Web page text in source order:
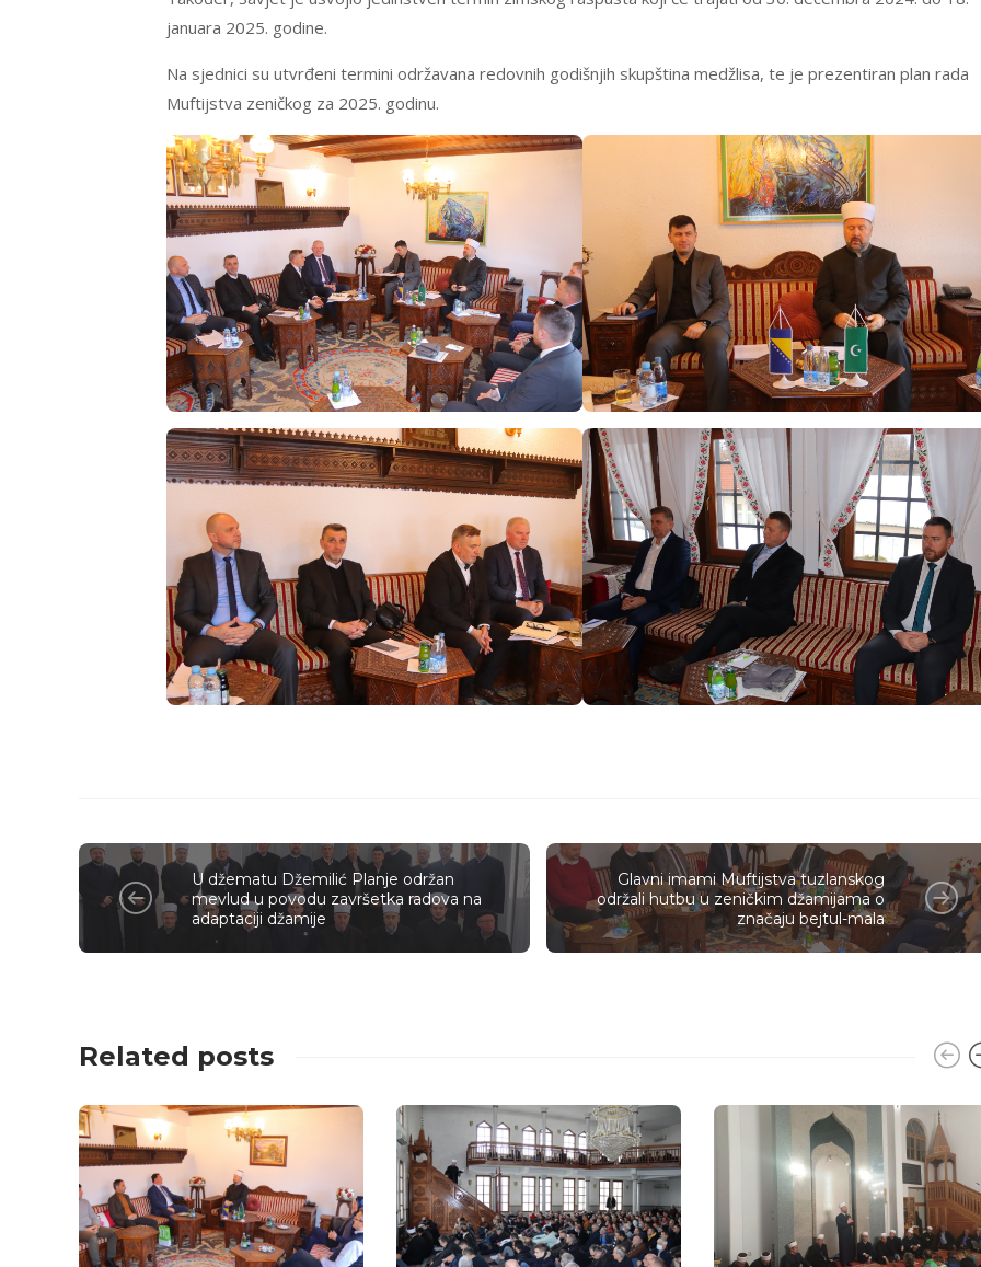
januara 2025. godine.
Na sjednici su utvrđeni termini održavana redovnih godišnjih skupština medžlisa, te je prezentiran plan rada
Muftijstva zeničkog za 2025. godinu.
U džematu Džemilić Planje održan
mevlud u povodu završetka radova na
adaptaciji džamije
Glavni imami Muftijstva tuzlanskog
održali hutbu u zeničkim džamijama o
značaju bejtul-mala
Related posts